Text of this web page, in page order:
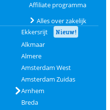
Affiliate programma
Alles over zakelijk
Ekkersrijt Nieuw!
Alkmaar
Almere
Amsterdam West
Amsterdam Zuidas
Arnhem
Breda